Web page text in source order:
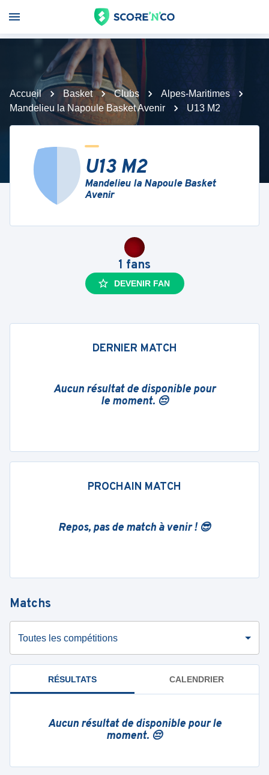
Accueil Basket Clubs
Alpes-Maritimes
Mandelieu la Napoule Basket Avenir
U13 M2
U13 M2
Mandelieu la Napoule Basket
Avenir
1 fans
DEVENIR FAN
DERNIER MATCH
Aucun résultat de disponible pour
le moment. 😔
PROCHAIN MATCH
Repos, pas de match à venir ! 😎
Matchs
Toutes les compétitions
RÉSULTATS CALENDRIER
Aucun résultat de disponible pour le
moment. 😔